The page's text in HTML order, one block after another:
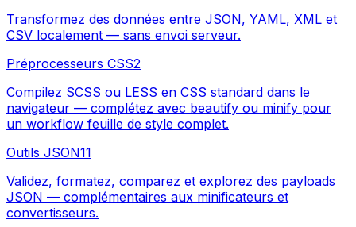
Transformez des données entre JSON, YAML, XML et
CSV localement — sans envoi serveur.
Préprocesseurs CSS2
Compilez SCSS ou LESS en CSS standard dans le
navigateur — complétez avec beautify ou minify pour
un workflow feuille de style complet.
Outils JSON11
Validez, formatez, comparez et explorez des payloads
JSON — complémentaires aux minificateurs et
convertisseurs.